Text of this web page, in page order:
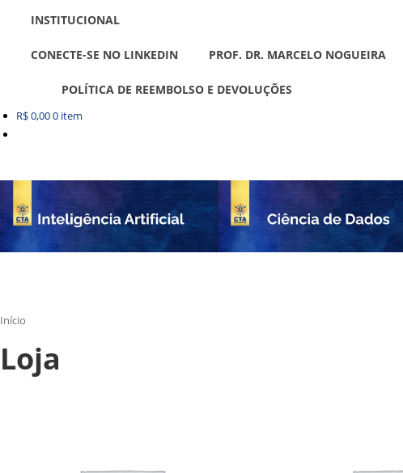
INSTITUCIONAL
CONECTE-SE NO LINKEDIN PROF. DR. MARCELO NOGUEIRA
POLÍTICA DE REEMBOLSO E DEVOLUÇÕES
R$0,000 item
Início
Loja